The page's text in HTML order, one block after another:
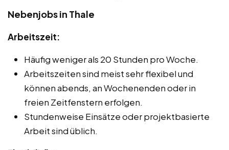
Nebenjobs in Thale
Arbeitszeit:
Häufig weniger als 20 Stunden pro Woche.
Arbeitszeiten sind meist sehr flexibel und
können abends, an Wochenenden oder in
freien Zeitfenstern erfolgen.
Stundenweise Einsätze oder projektbasierte
Arbeit sind üblich.